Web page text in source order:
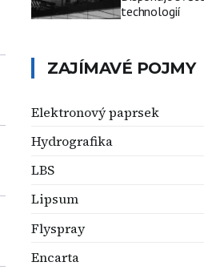
technologií
ZAJÍMAVÉ POJMY
Elektronový paprsek
Hydrografika
LBS
Lipsum
Flyspray
Encarta